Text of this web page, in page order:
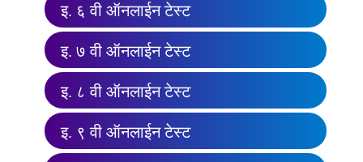
इ. ६ वी ऑनलाईन टेस्ट
इ. ७ वी ऑनलाईन टेस्ट
इ. ८ वी ऑनलाईन टेस्ट
इ. ९ वी ऑनलाईन टेस्ट